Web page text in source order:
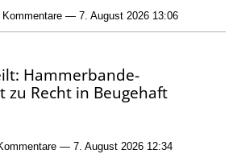
Kommentare — 7. August 2026 13:06
Hammerbande-
zu Recht in Beugehaft
— 7. August 2026 12:34